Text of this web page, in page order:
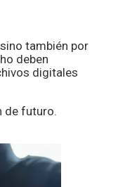
también por
deben
digitales
de futuro.